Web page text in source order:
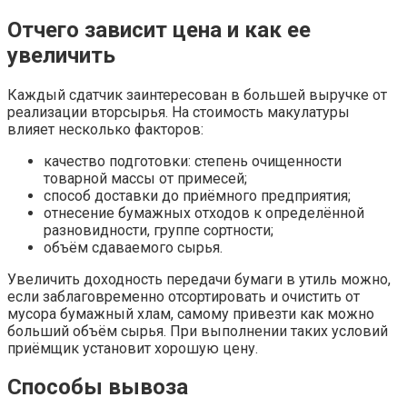
Отчего зависит цена и как ее
увеличить
Каждый сдатчик заинтересован в большей выручке от
реализации вторсырья. На стоимость макулатуры
влияет несколько факторов:
качество подготовки: степень очищенности
товарной массы от примесей;
способ доставки до приёмного предприятия;
отнесение бумажных отходов к определённой
разновидности, группе сортности;
объём сдаваемого сырья.
Увеличить доходность передачи бумаги в утиль можно,
если заблаговременно отсортировать и очистить от
мусора бумажный хлам, самому привезти как можно
больший объём сырья. При выполнении таких условий
приёмщик установит хорошую цену.
Способы вывоза